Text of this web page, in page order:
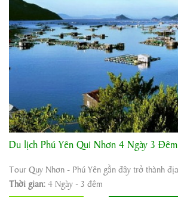
Khởi hành:
Sài Gòn - Phú Yên - Qui Nhơn
4 Ngày - 3 đêm
Phương tiện: Ô tô
Giá tour:2.450.000Vnđ
Du lịch Phú Yên Qui Nhơn 4 Ngày 3 Đêm
Thời gian:4 Ngày - 3 đêm